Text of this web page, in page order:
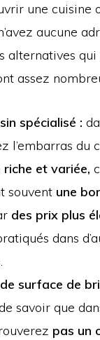
une cuisine
aucune
alternatives
assez
spécialisé :
l’embarras du
et variée,
souvent une
des prix plus
dans
surface de
savoir que
pas un